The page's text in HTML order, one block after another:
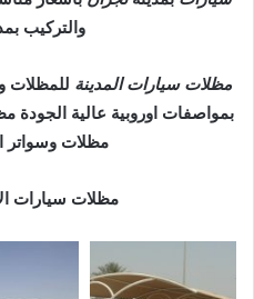
والتركيب
مظلات سيارات المدينة
بمواصفات اوروبية عالية الجودة
مظلات
مظلات سيارات